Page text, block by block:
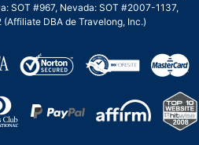
SOT #967, Nevada: SOT #2007-1137,
DBA de Travelong, Inc.)